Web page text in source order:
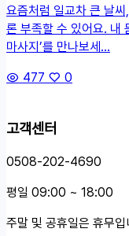
요즘처럼 일교차 큰 날
론 부족할 수 있어요. 내
마사지’를 만나보세...
477
0
고객센터
0508-202-4690
평일 09:00 ~ 18:00
주말 및 공휴일은 휴무입